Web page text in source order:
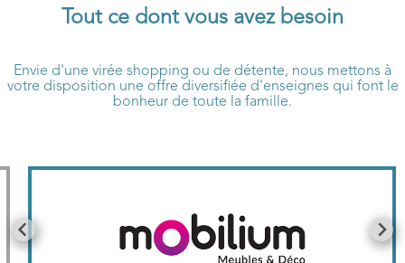
Tout ce dont vous avez besoin
Envie d'une virée shopping ou de détente, nous mettons à
votre disposition une offre diversifiée d'enseignes qui font le
bonheur de toute la famille.